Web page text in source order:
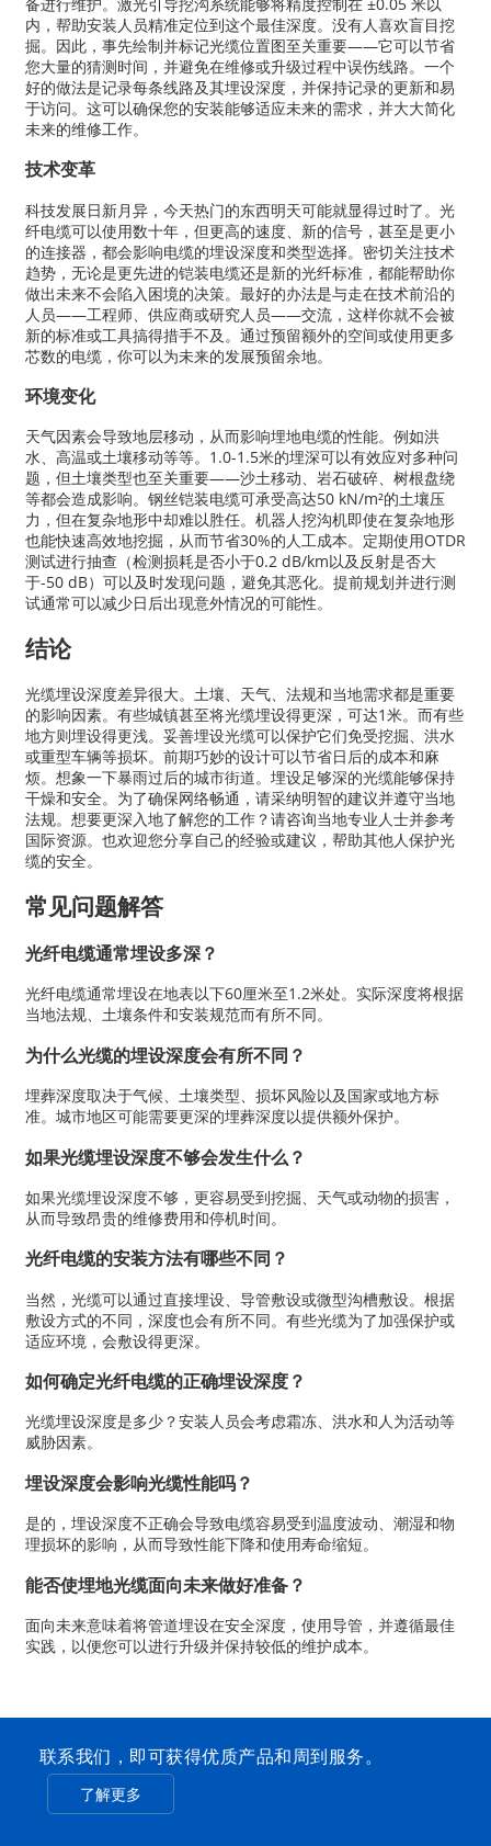
内，帮助安装人员精准定位到这个最佳深度。没有人喜欢盲目挖
掘。因此，事先绘制并标记光缆位置图至关重要——它可以节省
您大量的猜测时间，并避免在维修或升级过程中误伤线路。一个
好的做法是记录每条线路及其埋设深度，并保持记录的更新和易
于访问。这可以确保您的安装能够适应未来的需求，并大大简化
未来的维修工作。
技术变革
科技发展日新月异，今天热门的东西明天可能就显得过时了。光
纤电缆可以使用数十年，但更高的速度、新的信号，甚至是更小
的连接器，都会影响电缆的埋设深度和类型选择。密切关注技术
趋势，无论是更先进的铠装电缆还是新的光纤标准，都能帮助你
做出未来不会陷入困境的决策。最好的办法是与走在技术前沿的
人员——工程师、供应商或研究人员——交流，这样你就不会被
新的标准或工具搞得措手不及。通过预留额外的空间或使用更多
芯数的电缆，你可以为未来的发展预留余地。
环境变化
天气因素会导致地层移动，从而影响埋地电缆的性能。例如洪
水、高温或土壤移动等等。1.0-1.5米的埋深可以有效应对多种问
题，但土壤类型也至关重要——沙土移动、岩石破碎、树根盘绕
等都会造成影响。钢丝铠装电缆可承受高达50 kN/m²的土壤压
力，但在复杂地形中却难以胜任。机器人挖沟机即使在复杂地形
也能快速高效地挖掘，从而节省30%的人工成本。定期使用OTDR
测试进行抽查（检测损耗是否小于0.2 dB/km以及反射是否大
于-50 dB）可以及时发现问题，避免其恶化。提前规划并进行测
试通常可以减少日后出现意外情况的可能性。
结论
光缆埋设深度差异很大。土壤、天气、法规和当地需求都是重要
的影响因素。有些城镇甚至将光缆埋设得更深，可达1米。而有些
地方则埋设得更浅。妥善埋设光缆可以保护它们免受挖掘、洪水
或重型车辆等损坏。前期巧妙的设计可以节省日后的成本和麻
烦。想象一下暴雨过后的城市街道。埋设足够深的光缆能够保持
干燥和安全。为了确保网络畅通，请采纳明智的建议并遵守当地
法规。想要更深入地了解您的工作？请咨询当地专业人士并参考
国际资源。也欢迎您分享自己的经验或建议，帮助其他人保护光
缆的安全。
常见问题解答
光纤电缆通常埋设多深？
光纤电缆通常埋设在地表以下60厘米至1.2米处。实际深度将根据
当地法规、土壤条件和安装规范而有所不同。
为什么光缆的埋设深度会有所不同？
埋葬深度取决于气候、土壤类型、损坏风险以及国家或地方标
准。城市地区可能需要更深的埋葬深度以提供额外保护。
如果光缆埋设深度不够会发生什么？
如果光缆埋设深度不够，更容易受到挖掘、天气或动物的损害，
从而导致昂贵的维修费用和停机时间。
光纤电缆的安装方法有哪些不同？
当然，光缆可以通过直接埋设、导管敷设或微型沟槽敷设。根据
敷设方式的不同，深度也会有所不同。有些光缆为了加强保护或
适应环境，会敷设得更深。
如何确定光纤电缆的正确埋设深度？
光缆埋设深度是多少？安装人员会考虑霜冻、洪水和人为活动等
威胁因素。
埋设深度会影响光缆性能吗？
是的，埋设深度不正确会导致电缆容易受到温度波动、潮湿和物
理损坏的影响，从而导致性能下降和使用寿命缩短。
能否使埋地光缆面向未来做好准备？
面向未来意味着将管道埋设在安全深度，使用导管，并遵循最佳
实践，以便您可以进行升级并保持较低的维护成本。
联系我们，即可获得优质产品和周到服务。
了解更多